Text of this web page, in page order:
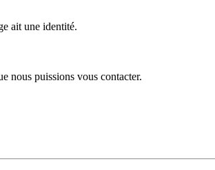
ait une identité.
nous puissions vous contacter.